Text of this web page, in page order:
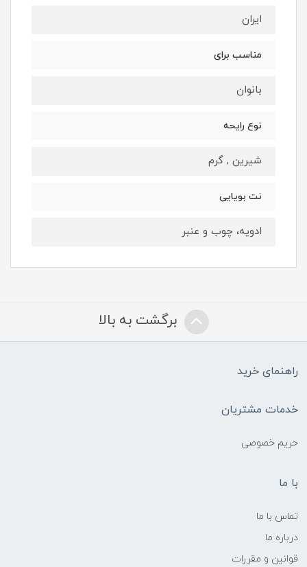
ایران
مناسب برای
بانوان
نوع رایحه
شیرین , گرم
نت بویایی
ادویه، چوب و عنبر
برگشت به بالا
راهنمای خرید
خدمات مشتریان
حریم خصوصی
با ما
تماس با ما
درباره ما
قوانین و مقررات